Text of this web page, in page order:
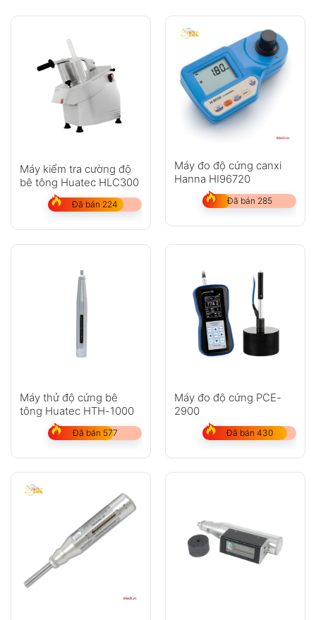
Máy kiểm tra cường độ
bê tông Huatec HLC300
Đã bán 224
Máy đo độ cứng canxi
Hanna HI96720
Đã bán 285
Máy thử độ cứng bê
tông Huatec HTH-1000
Đã bán 577
Máy đo độ cứng PCE-
2900
Đã bán 430